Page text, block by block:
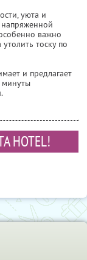
уюта и
напряженной
важно
тоску по
и предлагает
минуты
HOTEL!